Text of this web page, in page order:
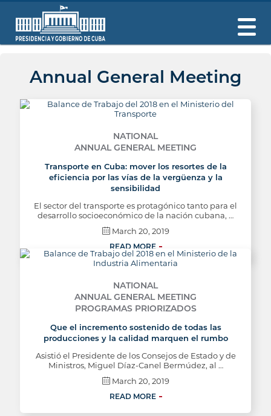
Annual General Meeting
NATIONAL
ANNUAL GENERAL MEETING
Transporte en Cuba: mover los resortes de la
eficiencia por las vías de la vergüenza y la
sensibilidad
El sector del transporte es protagónico tanto para el
desarrollo socioeconómico de la nación cubana, …
March 20, 2019
READ MORE
NATIONAL
ANNUAL GENERAL MEETING
PROGRAMAS PRIORIZADOS
Que el incremento sostenido de todas las
producciones y la calidad marquen el rumbo
Asistió el Presidente de los Consejos de Estado y de
Ministros, Miguel Díaz-Canel Bermúdez, al …
March 20, 2019
READ MORE